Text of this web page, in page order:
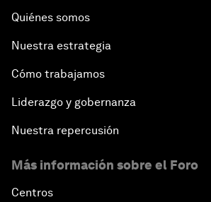
Quiénes somos
Nuestra estrategia
Cómo trabajamos
Liderazgo y gobernanza
Nuestra repercusión
Más información sobre el Foro
Centros